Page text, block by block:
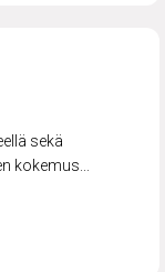
sekä
kokemus...